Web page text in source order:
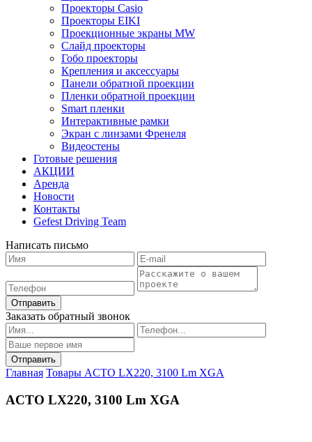
Проекторы Casio
Проекторы EIKI
Проекционные экраны MW
Слайд проекторы
Гобо проекторы
Крепления и аксессуары
Панели обратной проекции
Пленки обратной проекции
Smart пленки
Интерактивные рамки
Экран с линзами Френеля
Видеостены
Готовые решения
АКЦИИ
Аренда
Новости
Контакты
Gefest Driving Team
Написать письмо
Отправить
Заказать обратный звонок
Главная Товары ACTO LX220, 3100 Lm XGA
ACTO LX220, 3100 Lm XGA